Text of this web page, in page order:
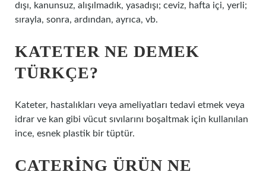
dışı, kanunsuz, alışılmadık, yasadışı; ceviz, hafta içi, yerli;
sırayla, sonra, ardından, ayrıca, vb.
KATETER NE DEMEK
TÜRKÇE?
Kateter, hastalıkları veya ameliyatları tedavi etmek veya
idrar ve kan gibi vücut sıvılarını boşaltmak için kullanılan
ince, esnek plastik bir tüptür.
CATERING ÜRÜN NE